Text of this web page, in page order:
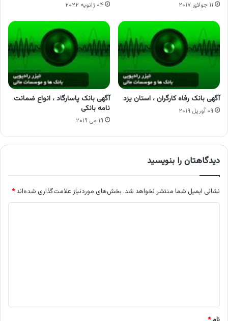
۱۱ جولای ۲۰۱۷ ۰۴ ژانویه ۲۰۲۲
آگهی بانک رفاه کارگران ، استان یزد
۰۹ آوریل ۲۰۱۹
آگهی بانک پاسارگاد ، انواع ضمانت
نامه بانکی
۱۹ می ۲۰۱۹
دیدگاهتان را بنویسید
نشانی ایمیل شما منتشر نخواهد شد. بخش‌های موردنیاز علامت‌گذاری شده‌اند*